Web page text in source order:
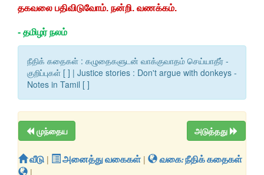
தகவலை பதிவிடுவோம். நன்றி. வணக்கம்.
- தமிழர் நலம்
நீதிக் கதைகள் : கழுதைகளுடன் வாக்குவாதம் செய்யாதீர் -
குறிப்புகள் [ ] | Justice stories : Don't argue with donkeys -
Notes in Tamil [ ]
முந்தைய அடுத்தது
வீடு | அனைத்து வகைகள் | வகை:நீதிக் கதைகள்
|